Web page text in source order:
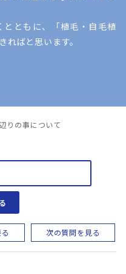
ともに、「植⽑・⾃⽑植
ばと思います。
りの事について
次の質問を見る